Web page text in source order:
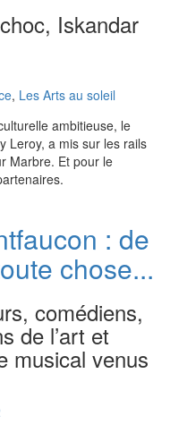
Iskandar
, Les Arts au soleil
ambitieuse, le
Leroy, a mis sur les rails
Marbre. Et pour le
: de
chose...
comédiens,
de l’art et
musical venus